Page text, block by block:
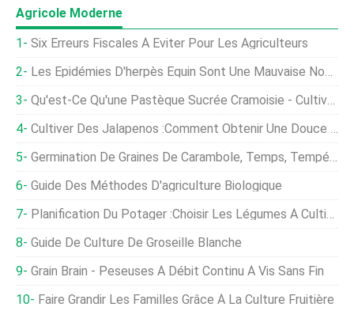
Agricole Moderne
Six Erreurs Fiscales À Éviter Pour Les Agriculteurs
Les Épidémies D'herpès Équin Sont Une Mauvaise Nouvelle Pour Les Courses De Chevaux
Qu'est-Ce Qu'une Pastèque Sucrée Cramoisie - Cultiver Une Pastèque Cramoisie Sucrée Dans Les Jardins
Cultiver Des Jalapenos :comment Obtenir Une Douce Chaleur
Germination De Graines De Carambole, Temps, Température, Traiter
Guide Des Méthodes D'agriculture Biologique
Planification Du Potager :choisir Les Légumes À Cultiver
Guide De Culture De Groseille Blanche
Grain Brain - Peseuses À Débit Continu À Vis Sans Fin
Faire Grandir Les Familles Grâce À La Culture Fruitière